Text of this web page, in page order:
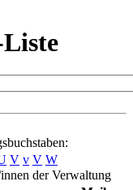
V v V W
der Verwaltung